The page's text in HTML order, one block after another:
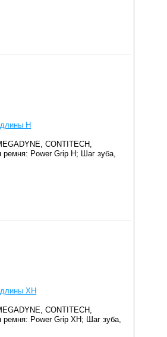
H
CONTITECH,
ремня: Power Grip H;
Шаг зуба,
XH
CONTITECH,
ремня: Power Grip XH;
Шаг зуба,